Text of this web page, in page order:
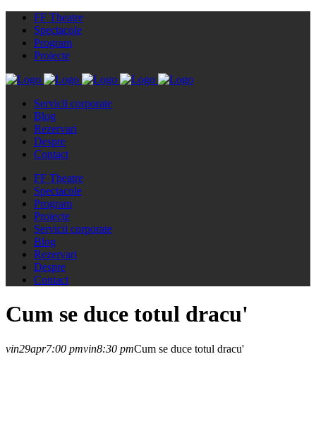
FF Theatre
Spectacole
Program
Proiecte
Servicii corporate
Blog
Rezervari
Despre
Contact
FF Theatre
Spectacole
Program
Proiecte
Servicii corporate
Blog
Rezervari
Despre
Contact
Cum se duce totul dracu'
vin29apr7:00 pmvin8:30 pmCum se duce totul dracu'